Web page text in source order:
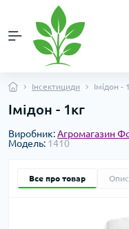
Інсектициди Імідон -
Імідон - 1кг
Виробник:Агромагазин
Модель: 1410
Все про товар Опис